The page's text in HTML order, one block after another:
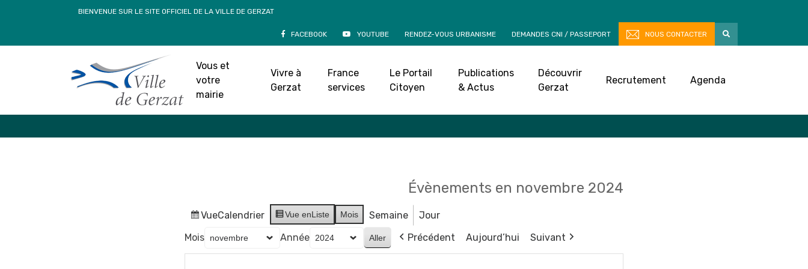
BIENVENUE SUR LE SITE OFFICIEL DE LA VILLE DE GERZAT
FACEBOOK YOUTUBE RENDEZ-VOUS URBANISME DEMANDES CNI / PASSEPORT NOUS CONTACTER
Vous et
votre
mairie
Vivre à
Gerzat
France
services
Le Portail
Citoyen
Publications
& Actus
Découvrir
Gerzat
Recrutement Agenda
Accueil»Agenda
Évènements en novembre 2024
VueCalendrier Vue enListe Mois Semaine
Jour
Mois
Année Précédent Aujourd’hui Suivant